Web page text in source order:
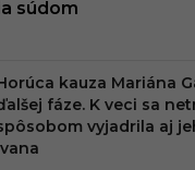
súdom
kauza Mariána
fáze. K veci sa
vyjadrila aj